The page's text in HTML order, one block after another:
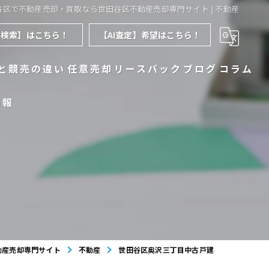
で不動産売却・買取なら世田谷区不動産売却専門サイト | 不動産
索】はこちら！ 【AI査定】希望はこちら！
競売の違い 任意売却 リースバック ブログコラム
売却専門サイト 不動産 世田谷区奥沢三丁目中古戸建